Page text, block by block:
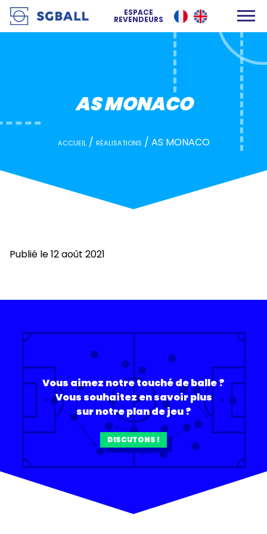
ESPACE
REVENDEURS
AS MONACO
AS MONACO
ACCUEIL/ RÉALISATIONS / AS MONACO
Publié le 12 août 2021
Vous aimez notre touché de balle ?
Vous souhaitez en savoir plus
sur notre plan de jeu ?
DISCUTONS !